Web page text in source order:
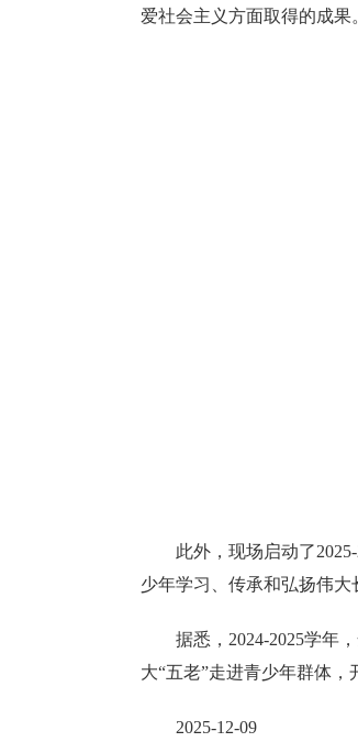
爱社会主义方面取得的成果
此外，现场启动了
少年学习、传承和弘扬伟大
据悉，2024-2025学年
大“五老”走进青少年群体，
2025-12-09